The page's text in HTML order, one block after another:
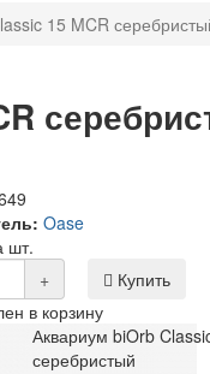
15 MCR
Oase
шт.
+ Купить
в корзину
Аквариум biOrb
серебристый